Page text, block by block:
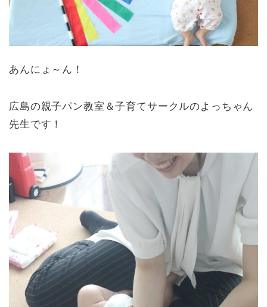
あんにょ～ん！
広島の親子パン教室＆子育てサークルのよっちゃん
先生です！